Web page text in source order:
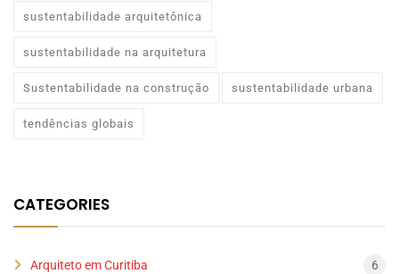
sustentabilidade arquitetônica
sustentabilidade na arquitetura
Sustentabilidade na construção sustentabilidade urbana
tendências globais
CATEGORIES
Arquiteto em Curitiba 6